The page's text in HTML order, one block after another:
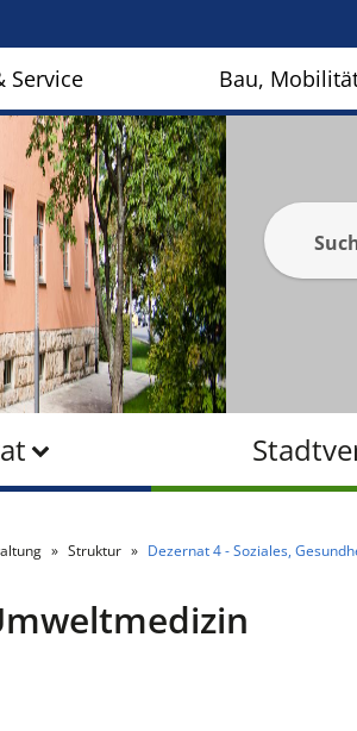
Service Bau,
Struktur Dezernat 4 - Soziales,